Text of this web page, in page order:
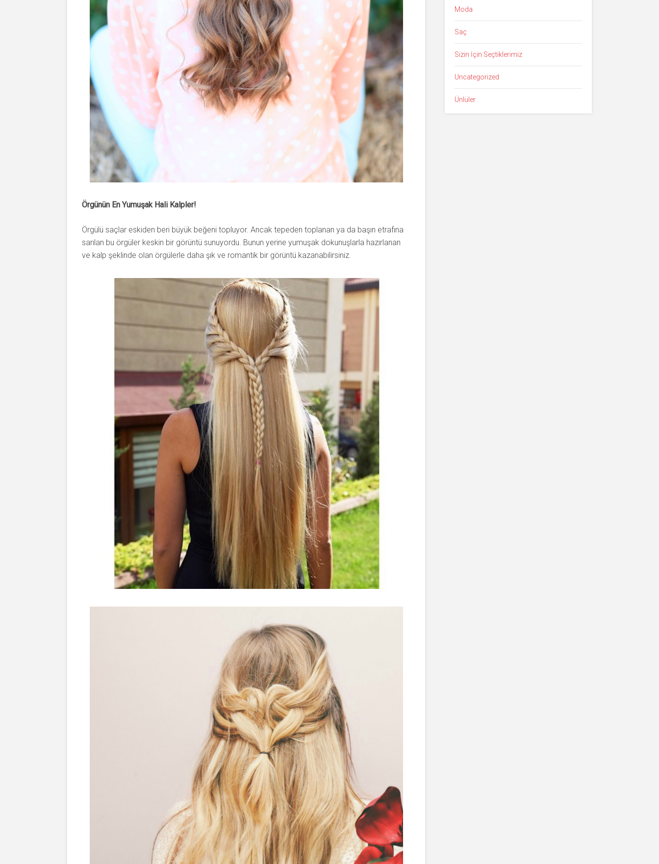
Örgünün En Yumuşak Hali Kalpler!
Örgülü saçlar eskiden beri büyük beğeni topluyor. Ancak tepeden toplanan ya da başın etrafına
sarılan bu örgüler keskin bir görüntü sunuyordu. Bunun yerine yumuşak dokunuşlarla hazırlanan
ve kalp şeklinde olan örgülerle daha şık ve romantik bir görüntü kazanabilirsiniz.
Moda
Saç
Sizin İçin Seçtiklerimiz
Uncategorized
Ünlüler